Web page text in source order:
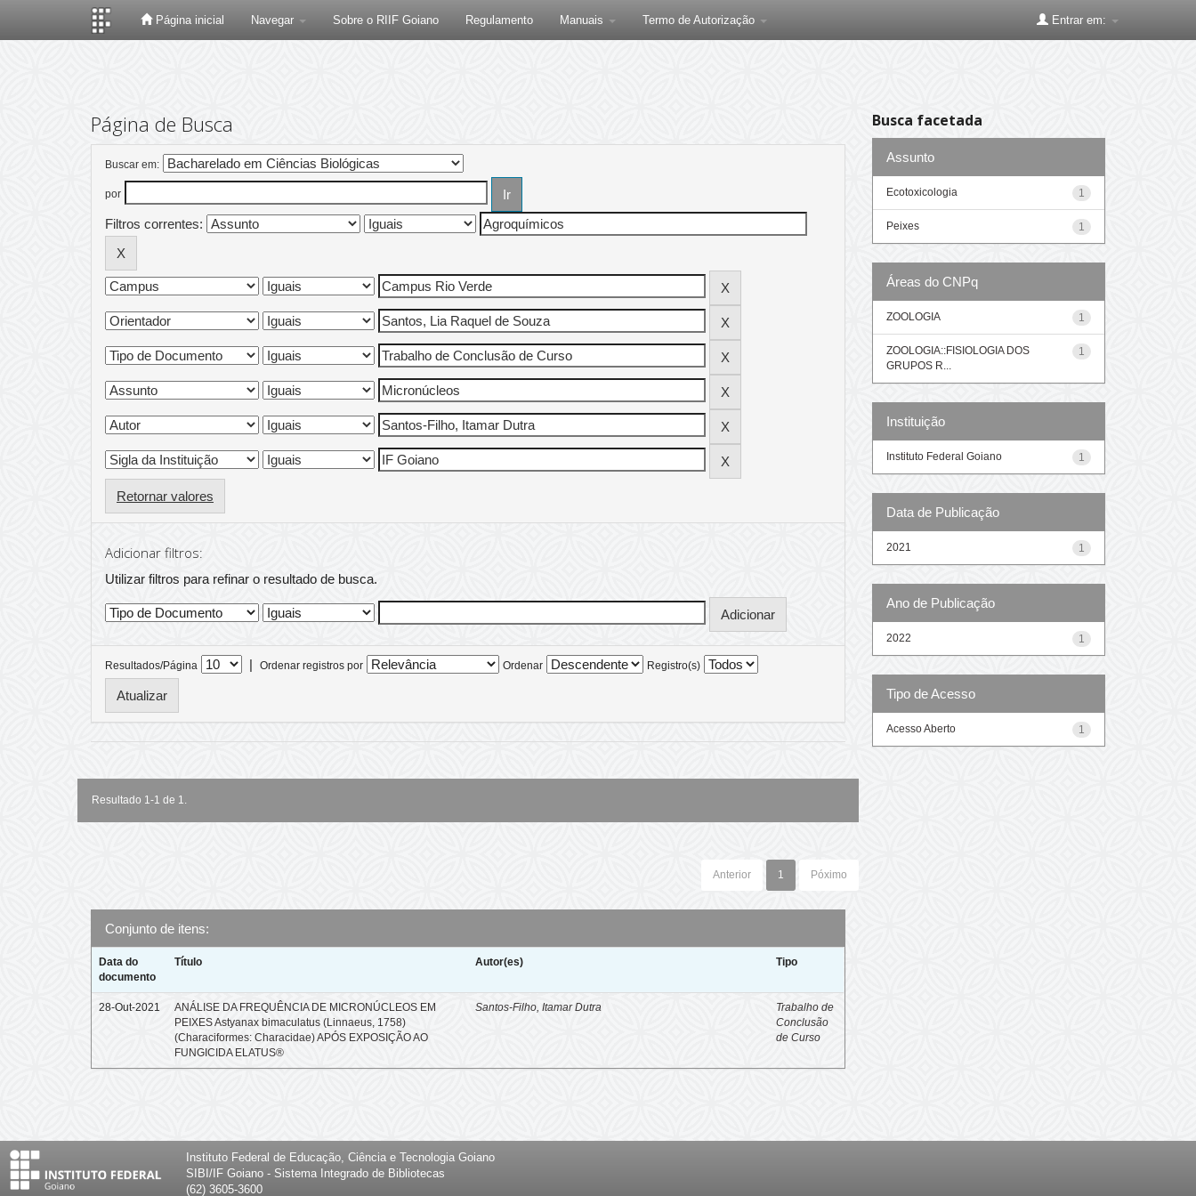
Página inicial Navegar Sobre o RIIF Goiano Regulamento Manuais Termo de Autorização Entrar em:
Página de Busca
Buscar em:
por
Filtros correntes:
Retornar valores
Adicionar filtros:
Utilizar filtros para refinar o resultado de busca.
Resultados/Página | Ordenar registros por Ordenar Registro(s)
Resultado 1-1 de 1.
Anterior 1 Póximo
Conjunto de itens:
Data do
documento
Título Autor(es) Tipo
28-Out-2021
ANÁLISE DA FREQUÊNCIA DE MICRONÚCLEOS EM
PEIXES Astyanax bimaculatus (Linnaeus, 1758)
(Characiformes: Characidae) APÓS EXPOSIÇÃO AO
FUNGICIDA ELATUS®
Santos-Filho, Itamar Dutra
Trabalho de
Conclusão
de Curso
Busca facetada
Assunto
1
Ecotoxicologia
1
Peixes
Áreas do CNPq
1
ZOOLOGIA
1
ZOOLOGIA::FISIOLOGIA DOS
GRUPOS R...
Instituição
1
Instituto Federal Goiano
Data de Publicação
1
2021
Ano de Publicação
1
2022
Tipo de Acesso
1
Acesso Aberto
Instituto Federal de Educação, Ciência e Tecnologia Goiano
SIBI/IF Goiano - Sistema Integrado de Bibliotecas
(62) 3605-3600